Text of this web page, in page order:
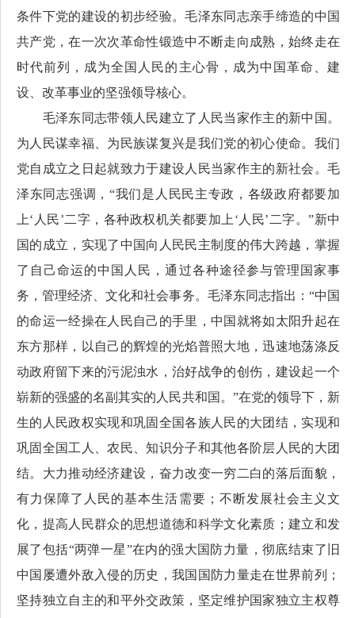
条件下党的建设的初步经验。毛泽东同志亲手缔造的中国
共产党，在一次次革命性锻造中不断走向成熟，始终走在
时代前列，成为全国人民的主心骨，成为中国革命、建
设、改革事业的坚强领导核心。
毛泽东同志带领人民建立了人民当家作主的新中国。
为人民谋幸福、为民族谋复兴是我们党的初心使命。我们
党自成立之日起就致力于建设人民当家作主的新社会。毛
泽东同志强调，“我们是人民民主专政，各级政府都要加
上‘人民’二字，各种政权机关都要加上‘人民’二字。”新中
国的成立，实现了中国向人民民主制度的伟大跨越，掌握
了自己命运的中国人民，通过各种途径参与管理国家事
务，管理经济、文化和社会事务。毛泽东同志指出：“中国
的命运一经操在人民自己的手里，中国就将如太阳升起在
东方那样，以自己的辉煌的光焰普照大地，迅速地荡涤反
动政府留下来的污泥浊水，治好战争的创伤，建设起一个
崭新的强盛的名副其实的人民共和国。”在党的领导下，新
生的人民政权实现和巩固全国各族人民的大团结，实现和
巩固全国工人、农民、知识分子和其他各阶层人民的大团
结。大力推动经济建设，奋力改变一穷二白的落后面貌，
有力保障了人民的基本生活需要；不断发展社会主义文
化，提高人民群众的思想道德和科学文化素质；建立和发
展了包括“两弹一星”在内的强大国防力量，彻底结束了旧
中国屡遭外敌入侵的历史，我国国防力量走在世界前列；
坚持独立自主的和平外交政策，坚定维护国家独立主权尊